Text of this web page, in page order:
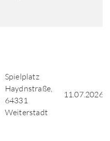
Spielplatz
Haydnstraße,
64331
Weiterstadt
11.07.2026